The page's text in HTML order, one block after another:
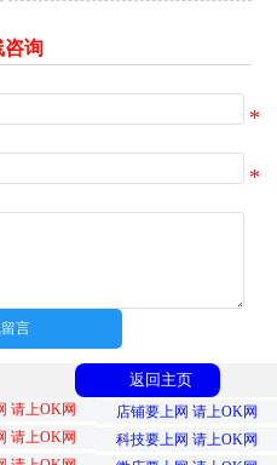
咨询
言
返回主页
请上OK网
店铺要上网 请上OK网
请上OK网
科技要上网 请上OK网